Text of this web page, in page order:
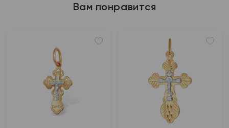
Вам понравится